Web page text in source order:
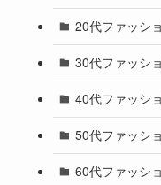
20代ファッシ
30代ファッシ
40代ファッシ
50代ファッシ
60代ファッシ